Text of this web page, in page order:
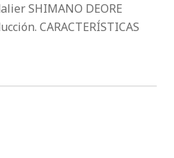
SHIMANO DEORE
CARACTERÍSTICAS